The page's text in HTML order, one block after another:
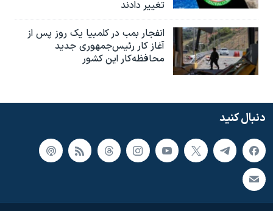
تغییر دادند
انفجار بمب‌‌ در کلمبیا یک روز پس از
آغاز کار رئیس‌جمهوری جدید
محافظه‌کار این کشور
دنبال کنید